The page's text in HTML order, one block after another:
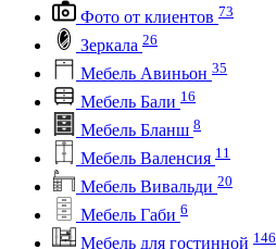
Фото от клиентов 73
Зеркала 26
Мебель Авиньон 35
Мебель Бали 16
Мебель Бланш 8
Мебель Валенсия 11
Мебель Вивальди 20
Мебель Габи 6
Мебель для гостинной 146